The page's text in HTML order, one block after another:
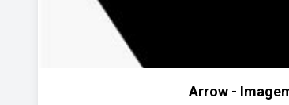
Arrow -